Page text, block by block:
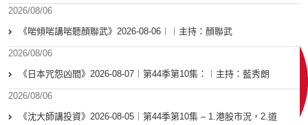
2026/08/06
《啱傾啱講啱聽顏聯武》2026-08-06︱︱主持：顏聯武
2026/08/06
《日本咒怨凶間》2026-08-07︱第44季第10集：︱主持：藍秀朗
2026/08/06
《沈大師講投資》2026-08-05︱第44季第10集 – 1.港股市況，2.道